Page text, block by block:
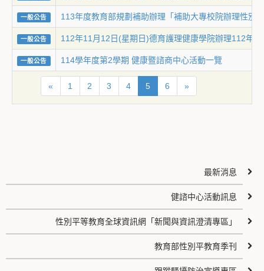
一般公告 113年度教育部規劃補助辦理「補助大專校院辦理性別
一般公告 112年11月12日(星期日)德育護理健康學院辦理112年
一般公告 114學年度第2學期 健康暨諮商中心活動一覽
« 1 2 3 4 5 6 »
最新消息
健諮中心活動訊息
性別平等教育全球資訊網「新聞與資訊澄清專區」
教育部性別平教育季刊